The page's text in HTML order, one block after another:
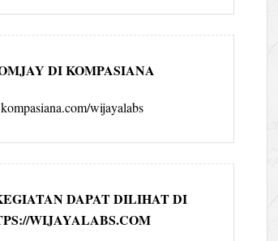
DI KOMPASIANA
wijayalabs
DAPAT DILIHAT DI
WIJAYALABS.COM